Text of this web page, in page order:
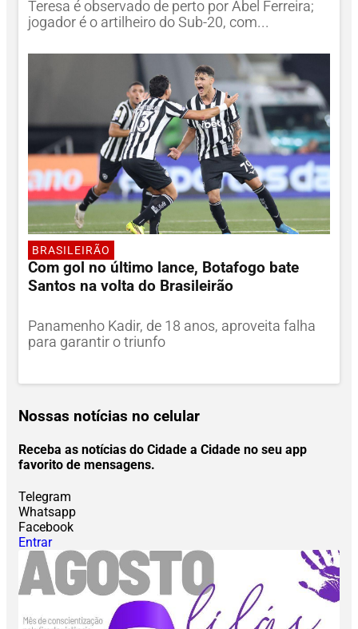
Teresa é observado de perto por Abel Ferreira;
jogador é o artilheiro do Sub-20, com...
BRASILEIRÃO
Com gol no último lance, Botafogo bate
Santos na volta do Brasileirão
Panamenho Kadir, de 18 anos, aproveita falha
para garantir o triunfo
Nossas notícias no celular
Receba as notícias do Cidade a Cidade no seu app
favorito de mensagens.
Telegram
Whatsapp
Facebook
Entrar